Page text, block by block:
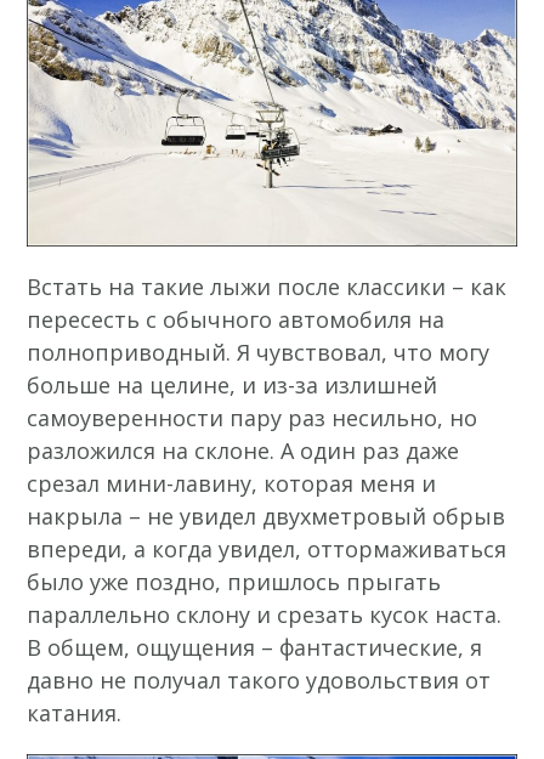
Встать на такие лыжи после классики – как
пересесть с обычного автомобиля на
полноприводный. Я чувствовал, что могу
больше на целине, и из-за излишней
самоуверенности пару раз несильно, но
разложился на склоне. А один раз даже
срезал мини-лавину, которая меня и
накрыла – не увидел двухметровый обрыв
впереди, а когда увидел, оттормаживаться
было уже поздно, пришлось прыгать
параллельно склону и срезать кусок наста.
В общем, ощущения – фантастические, я
давно не получал такого удовольствия от
катания.